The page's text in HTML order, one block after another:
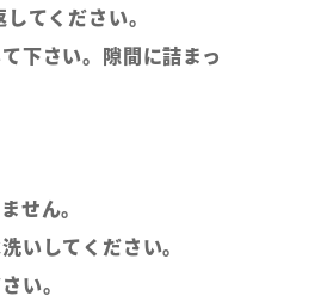
てください。
下さい。隙間に詰まっ
せん。
いしてください。
い。